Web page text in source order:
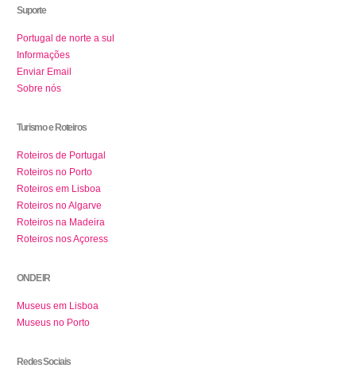
Suporte
Portugal de norte a sul
Informações
Enviar Email
Sobre nós
Turismo e Roteiros
Roteiros de Portugal
Roteiros no Porto
Roteiros em Lisboa
Roteiros no Algarve
Roteiros na Madeira
Roteiros nos Açoress
ONDE IR
Museus em Lisboa
Museus no Porto
Redes Sociais